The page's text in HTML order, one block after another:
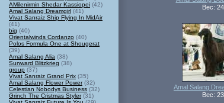
Вес:
Amal Salang
Вес:
AMilenirmin Shedar Kassiopei (42)
Amal Salang Dreamgirl (41)
Vivat Sanraiz Ship Flying In MidAir
(41)
big (40)
Orientalwinds Cordanzo (40)
Polos Formula One at Shougerat
(39)
Amal Salang Alia (38)
Sunward Blitzkrieg (38)
group (37)
Vivat Sanraiz Grand Prix (35)
Amal Salang Flower Power(32)
Celestian Nobodys Business (32)
Grinch The Cristmas Styler(31)